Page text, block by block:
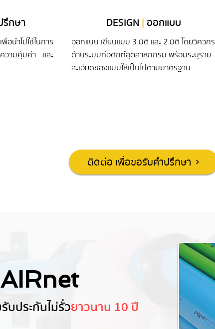
รึกษา
นำไปใช้ในการ
วามคุ้มค่า และ
DESIGN |ออกแบบ
ออกแบบ เขียนแบบ 3 มิติ และ 2 มิติ โดยวิศวกร
ด้านระบบท่อดักท์อุตสาหกกรม พร้อมระบุราย
ละเอียดของแบบให้เป็นไปตามมาตรฐาน
ติดต่อ เพื่อขอรับคำปรึกษา
AIRnet
บประกันไม่รั่วยาวนาน 10 ปี